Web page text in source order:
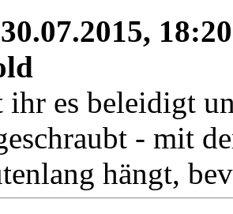
30.07.2015, 18:20
ihr es beleidigt
- mit
hängt,